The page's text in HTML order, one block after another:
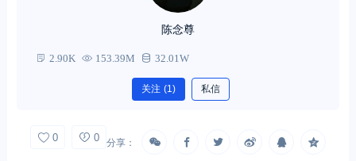
陈念尊
2.90K 153.39M 32.01W
关注 (1) 私信
0 0 分享：